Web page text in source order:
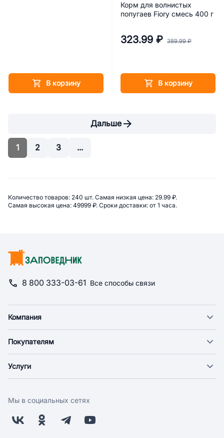
В корзину
Корм для волнистых
попугаев Fiory смесь 400 г
323.99 ₽ 389.99 ₽
В корзину
Дальше
1 2 3 ...
Сводная информация по
Количество товаров: 240 шт. Самая низкая цена: 29.99 ₽.
Самая высокая цена: 49999 ₽. Сроки доставки: от 1 часа.
8 800 333-03-61 Все способы связи
Компания
Новости
Поставщикам
Заводчикам
Работа у нас
Покупателям
Экспресс доставка
Возврат
Магазины
Услуги
Груминг
Мы в социальных сетях